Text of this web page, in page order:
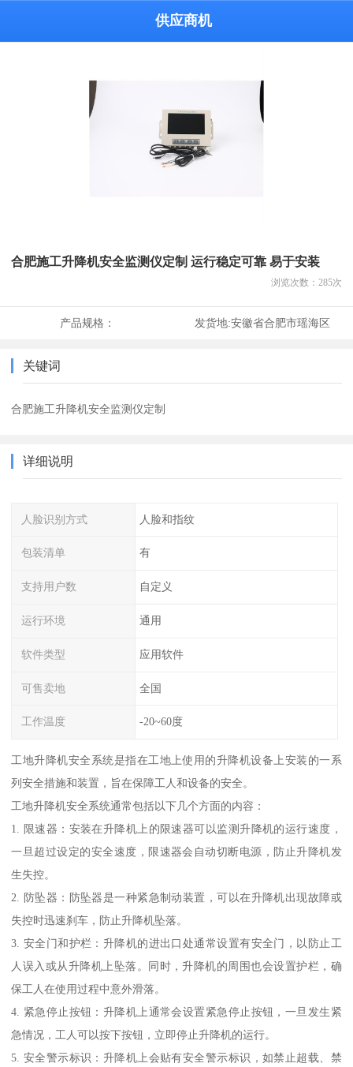
供应商机
合肥施工升降机安全监测仪定制 运行稳定可靠 易于安装
浏览次数： 285次
产品规格： 发货地:安徽省合肥市瑶海区
关键词
合肥施工升降机安全监测仪定制
详细说明
人脸识别方式 人脸和指纹
包装清单 有
支持用户数 自定义
运行环境 通用
软件类型 应用软件
可售卖地 全国
工作温度 -20~60度
工地升降机安全系统是指在工地上使用的升降机设备上安装的一系
列安全措施和装置，旨在保障工人和设备的安全。
工地升降机安全系统通常包括以下几个方面的内容：
1. 限速器：安装在升降机上的限速器可以监测升降机的运行速度，
一旦超过设定的安全速度，限速器会自动切断电源，防止升降机发
生失控。
2. 防坠器：防坠器是一种紧急制动装置，可以在升降机出现故障或
失控时迅速刹车，防止升降机坠落。
3. 安全门和护栏：升降机的进出口处通常设置有安全门，以防止工
人误入或从升降机上坠落。同时，升降机的周围也会设置护栏，确
保工人在使用过程中意外滑落。
4. 紧急停止按钮：升降机上通常会设置紧急停止按钮，一旦发生紧
急情况，工人可以按下按钮，立即停止升降机的运行。
5. 安全警示标识：升降机上会贴有安全警示标识，如禁止超载、禁